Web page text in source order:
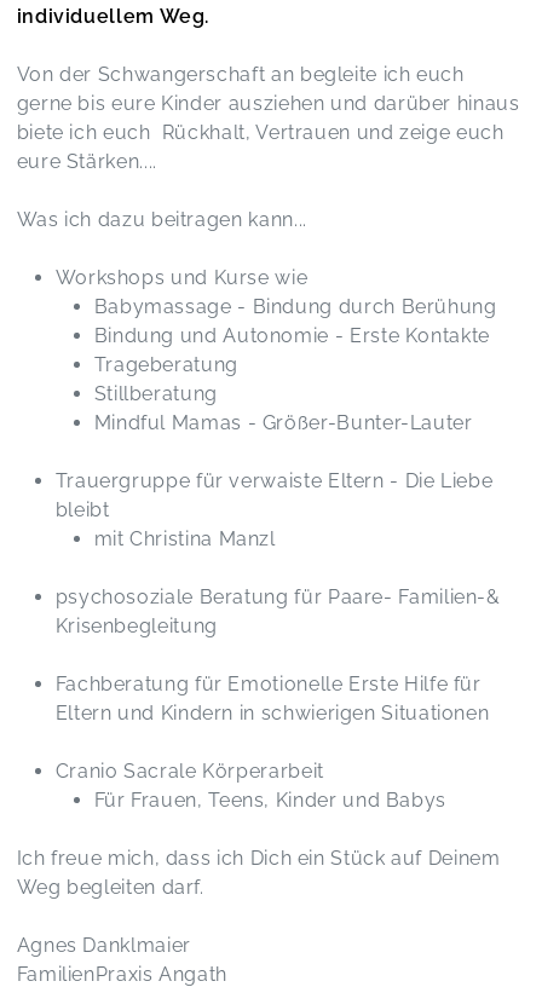
individuellem Weg.
Von der Schwangerschaft an begleite ich euch
gerne bis eure Kinder ausziehen und darüber hinaus
biete ich euch Rückhalt, Vertrauen und zeige euch
eure Stärken....
Was ich dazu beitragen kann...
Workshops und Kurse wie
Babymassage - Bindung durch Berühung
Bindung und Autonomie - Erste Kontakte
Trageberatung
Stillberatung
Mindful Mamas - Größer-Bunter-Lauter
Trauergruppe für verwaiste Eltern - Die Liebe
bleibt
mit Christina Manzl
psychosoziale Beratung für Paare- Familien-&
Krisenbegleitung
Fachberatung für Emotionelle Erste Hilfe für
Eltern und Kindern in schwierigen Situationen
Cranio Sacrale Körperarbeit
Für Frauen, Teens, Kinder und Babys
Ich freue mich, dass ich Dich ein Stück auf Deinem
Weg begleiten darf.
Agnes Danklmaier
FamilienPraxis Angath